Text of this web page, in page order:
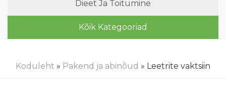
Dieet Ja Toitumine
Kõik Kategooriad
Koduleht » Pakend ja abinõud » Leetrite vaktsiin